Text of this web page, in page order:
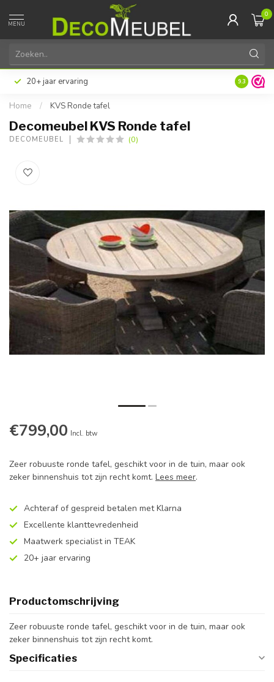
MENU
0
20+ jaar ervaring 9.3
Home / KVS Ronde tafel
Decomeubel KVS Ronde tafel
DECOMEUBEL (0)
€799,00 Incl. btw
Zeer robuuste ronde tafel, geschikt voor in de tuin, maar ook
zeker binnenshuis tot zijn recht komt. Lees meer.
Achteraf of gespreid betalen met Klarna
Excellente klanttevredenheid
Maatwerk specialist in TEAK
20+ jaar ervaring
Productomschrijving
Zeer robuuste ronde tafel, geschikt voor in de tuin, maar ook
zeker binnenshuis tot zijn recht komt.
Specificaties